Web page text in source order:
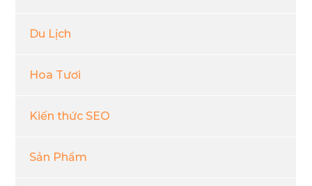
Du Lịch
Hoa Tươi
Kiến thức SEO
Sản Phẩm